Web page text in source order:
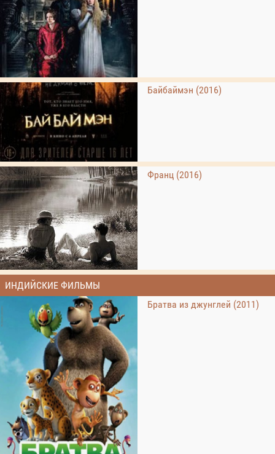
Байбаймэн (2016)
Франц (2016)
ИНДИЙСКИЕ ФИЛЬМЫ
Братва из джунглей (2011)